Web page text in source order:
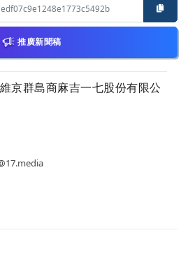
推廣新聞稿
京群島商麻吉一七股份有限公